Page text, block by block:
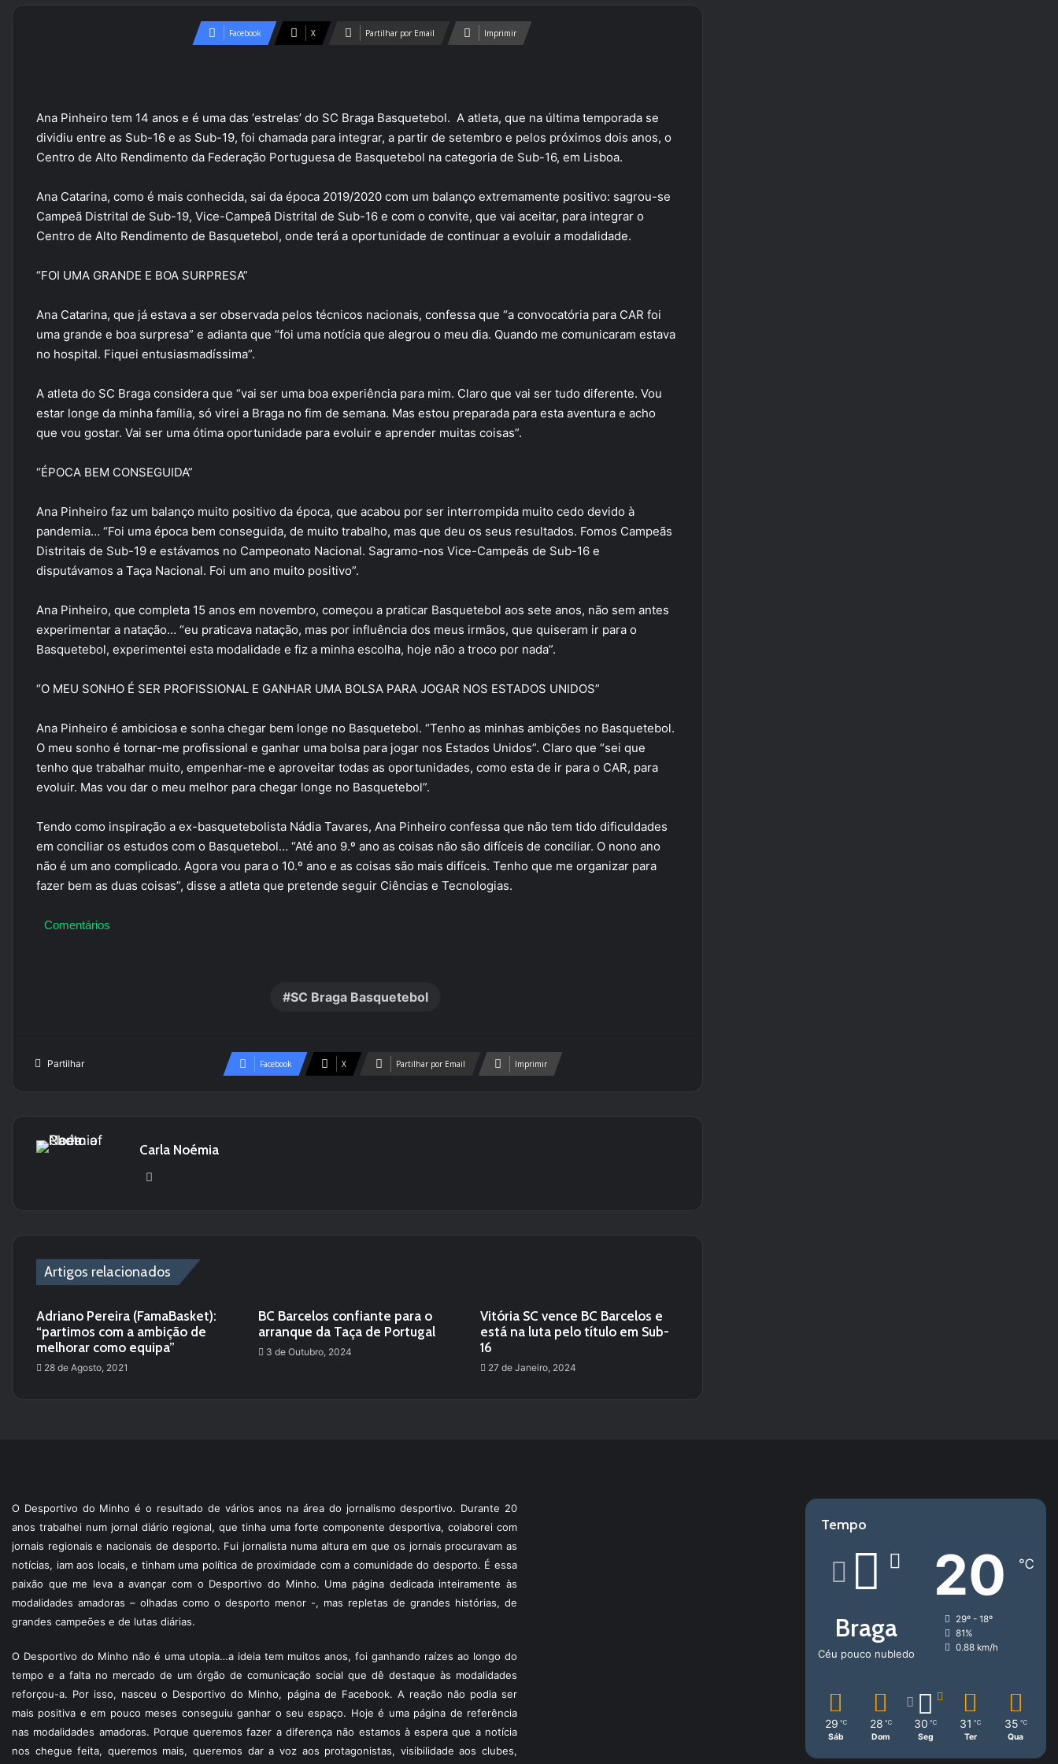
Facebook X Partilhar por Email Imprimir
Ana Pinheiro tem 14 anos e é uma das ‘estrelas’ do SC Braga Basquetebol. A atleta, que na última temporada se
dividiu entre as Sub-16 e as Sub-19, foi chamada para integrar, a partir de setembro e pelos próximos dois anos, o
Centro de Alto Rendimento da Federação Portuguesa de Basquetebol na categoria de Sub-16, em Lisboa.
Ana Catarina, como é mais conhecida, sai da época 2019/2020 com um balanço extremamente positivo: sagrou-se
Campeã Distrital de Sub-19, Vice-Campeã Distrital de Sub-16 e com o convite, que vai aceitar, para integrar o
Centro de Alto Rendimento de Basquetebol, onde terá a oportunidade de continuar a evoluir a modalidade.
“FOI UMA GRANDE E BOA SURPRESA”
Ana Catarina, que já estava a ser observada pelos técnicos nacionais, confessa que “a convocatória para CAR foi
uma grande e boa surpresa” e adianta que “foi uma notícia que alegrou o meu dia. Quando me comunicaram estava
no hospital. Fiquei entusiasmadíssima”.
A atleta do SC Braga considera que “vai ser uma boa experiência para mim. Claro que vai ser tudo diferente. Vou
estar longe da minha família, só virei a Braga no fim de semana. Mas estou preparada para esta aventura e acho
que vou gostar. Vai ser uma ótima oportunidade para evoluir e aprender muitas coisas”.
“ÉPOCA BEM CONSEGUIDA”
Ana Pinheiro faz um balanço muito positivo da época, que acabou por ser interrompida muito cedo devido à
pandemia… “Foi uma época bem conseguida, de muito trabalho, mas que deu os seus resultados. Fomos Campeãs
Distritais de Sub-19 e estávamos no Campeonato Nacional. Sagramo-nos Vice-Campeãs de Sub-16 e
disputávamos a Taça Nacional. Foi um ano muito positivo”.
Ana Pinheiro, que completa 15 anos em novembro, começou a praticar Basquetebol aos sete anos, não sem antes
experimentar a natação… “eu praticava natação, mas por influência dos meus irmãos, que quiseram ir para o
Basquetebol, experimentei esta modalidade e fiz a minha escolha, hoje não a troco por nada”.
“O MEU SONHO É SER PROFISSIONAL E GANHAR UMA BOLSA PARA JOGAR NOS ESTADOS UNIDOS”
Ana Pinheiro é ambiciosa e sonha chegar bem longe no Basquetebol. “Tenho as minhas ambições no Basquetebol.
O meu sonho é tornar-me profissional e ganhar uma bolsa para jogar nos Estados Unidos”. Claro que “sei que
tenho que trabalhar muito, empenhar-me e aproveitar todas as oportunidades, como esta de ir para o CAR, para
evoluir. Mas vou dar o meu melhor para chegar longe no Basquetebol”.
Tendo como inspiração a ex-basquetebolista Nádia Tavares, Ana Pinheiro confessa que não tem tido dificuldades
em conciliar os estudos com o Basquetebol… “Até ano 9.º ano as coisas não são difíceis de conciliar. O nono ano
não é um ano complicado. Agora vou para o 10.º ano e as coisas são mais difíceis. Tenho que me organizar para
fazer bem as duas coisas”, disse a atleta que pretende seguir Ciências e Tecnologias.
Comentários
SC Braga Basquetebol
Partilhar Facebook X Partilhar por Email Imprimir
Carla Noémia
Artigos relacionados
Adriano Pereira (FamaBasket):
“partimos com a ambição de
melhorar como equipa”
28 de Agosto, 2021
BC Barcelos confiante para o
arranque da Taça de Portugal
3 de Outubro, 2024
Vitória SC vence BC Barcelos e
está na luta pelo título em Sub-
16
27 de Janeiro, 2024
O Desportivo do Minho é o resultado de vários anos na área do jornalismo desportivo. Durante 20
anos trabalhei num jornal diário regional, que tinha uma forte componente desportiva, colaborei com
jornais regionais e nacionais de desporto. Fui jornalista numa altura em que os jornais procuravam as
notícias, iam aos locais, e tinham uma política de proximidade com a comunidade do desporto. É essa
paixão que me leva a avançar com o Desportivo do Minho. Uma página dedicada inteiramente às
modalidades amadoras – olhadas como o desporto menor -, mas repletas de grandes histórias, de
grandes campeões e de lutas diárias.
O Desportivo do Minho não é uma utopia…a ideia tem muitos anos, foi ganhando raízes ao longo do
tempo e a falta no mercado de um órgão de comunicação social que dê destaque às modalidades
reforçou-a. Por isso, nasceu o Desportivo do Minho, página de Facebook. A reação não podia ser
mais positiva e em pouco meses conseguiu ganhar o seu espaço. Hoje é uma página de referência
nas modalidades amadoras. Porque queremos fazer a diferença não estamos à espera que a notícia
nos chegue feita, queremos mais, queremos dar a voz aos protagonistas, visibilidade aos clubes,
Tempo
Braga
Céu pouco nubledo
20 ℃
29º - 18º
81%
0.88 km/h
29 ℃
Sáb
28 ℃
Dom
30 ℃
Seg
31 ℃
Ter
35 ℃
Qua